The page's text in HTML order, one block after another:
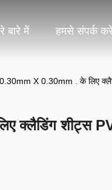
बारे में हमसे संपर्क
0.30mm X 0.30mm . के लिए
क्लैडिंग शीट्स